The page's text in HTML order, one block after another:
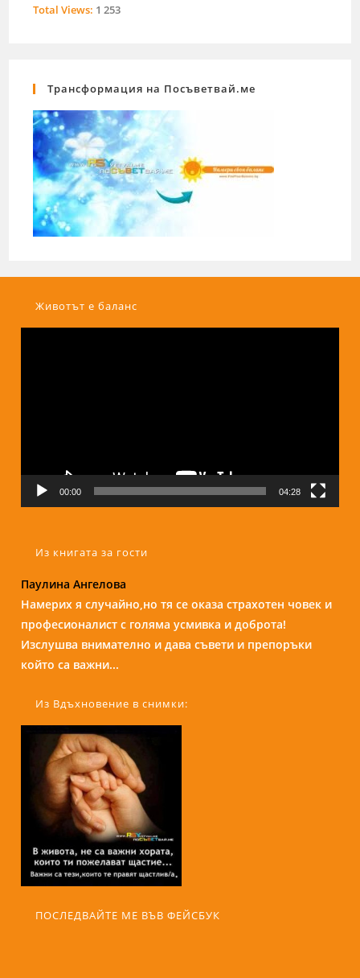
Total Views: 1 253
Трансформация на Посъветвай.ме
Животът е баланс
00:00 04:28
Из книгата за гости
Паулина Ангелова
Намерих я случайно,но тя се оказа страхотен човек и
професионалист с голяма усмивка и доброта!
Изслушва внимателно и дава съвети и препоръки
който са важни...
Надежда Б.
Бори е изключителен човек и специалист. С
присъствието и усмивката си те кара да се чувстваш
спокойно и уютно сякаш си на кафе с приятелка....